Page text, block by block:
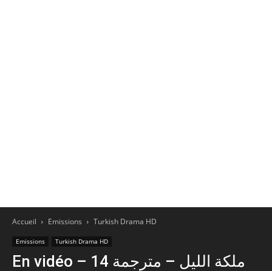
Accueil Emissions Turkish Drama HD
Emissions Turkish Drama HD
En vidéo – 14 ملكة الليل – مترجمة